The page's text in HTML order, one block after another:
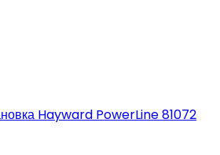
Hayward PowerLine 81072